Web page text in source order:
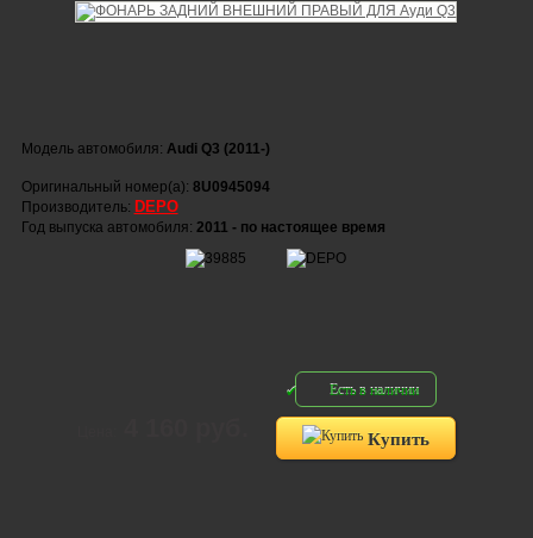
Модель автомобиля: Audi Q3 (2011-)
Оригинальный номер(а): 8U0945094
Производитель: DEPO
Год выпуска автомобиля: 2011 - по настоящее время
Есть в наличии
Купить